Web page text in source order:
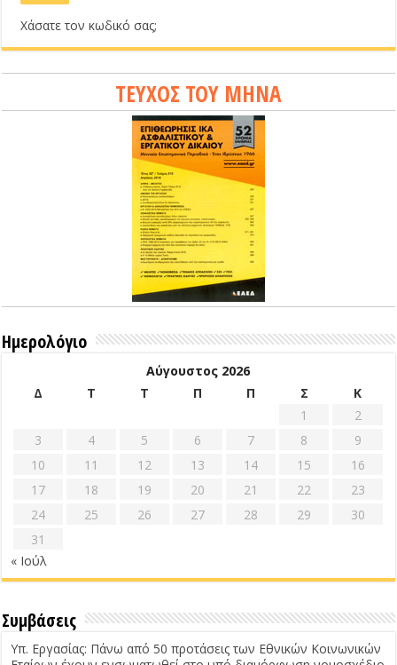
Χάσατε τον κωδικό σας;
ΤΕΥΧΟΣ ΤΟΥ ΜΗΝΑ
Ημερολόγιο
Αύγουστος 2026
Δ
Τ Τ Π Π Σ
Κ
1
2
3
4 5 6 7 8
9
10
11 12 13 14 15
16
17
18 19 20 21 22
23
24
25 26 27 28 29
30
31
« Ιούλ
Συμβάσεις
Υπ. Εργασίας: Πάνω από 50 προτάσεις των Εθνικών Κοινωνικών